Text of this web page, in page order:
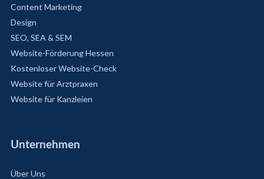
Content Marketing
Design
SEO, SEA & SEM
Website-Förderung Hessen
Kostenloser Website-Check
Website für Arztpraxen
Website für Kanzleien
Unternehmen
Über Uns